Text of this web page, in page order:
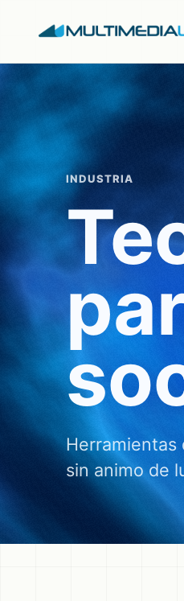
INDUSTRIA
Herramientas
sin animo de